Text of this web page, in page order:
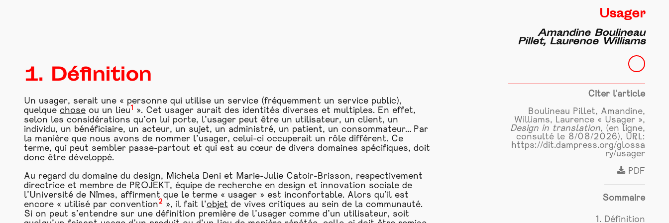
1. Définition
Un usager, serait une « personne qui utilise un service (fréquemment un service public),
quelque chose ou un lieu1
». Cet usager aurait des identités diverses et multiples. En effet,
selon les considérations qu’on lui porte, l’usager peut être un utilisateur, un client, un
individu, un bénéficiaire, un acteur, un sujet, un administré, un patient, un consommateur… Par
la manière que nous avons de nommer l’usager, celui-ci occuperait un rôle différent. Ce
terme, qui peut sembler passe-partout et qui est au cœur de divers domaines spécifiques, doit
donc être développé.
Au regard du domaine du design, Michela Deni et Marie-Julie Catoir-Brisson, respectivement
directrice et membre de PROJEKT, équipe de recherche en design et innovation sociale de
l’Université de Nîmes, affirment que le terme « usager » est inconfortable. Alors qu’il est
encore « utilisé par convention2 », il fait l’objet de vives critiques au sein de la communauté.
Si on peut s’entendre sur une définition première de l’usager comme d’un utilisateur, soit
Usager
Amandine Boulineau
Pillet, Laurence Williams
Citer l'article
Boulineau Pillet, Amandine,
Williams, Laurence « Usager »,
Design in translation, (en ligne,
consulté le 8/08/2026), URL:
https://dit.dampress.org/glossa
ry/usager
PDF
Sommaire
1. Définition